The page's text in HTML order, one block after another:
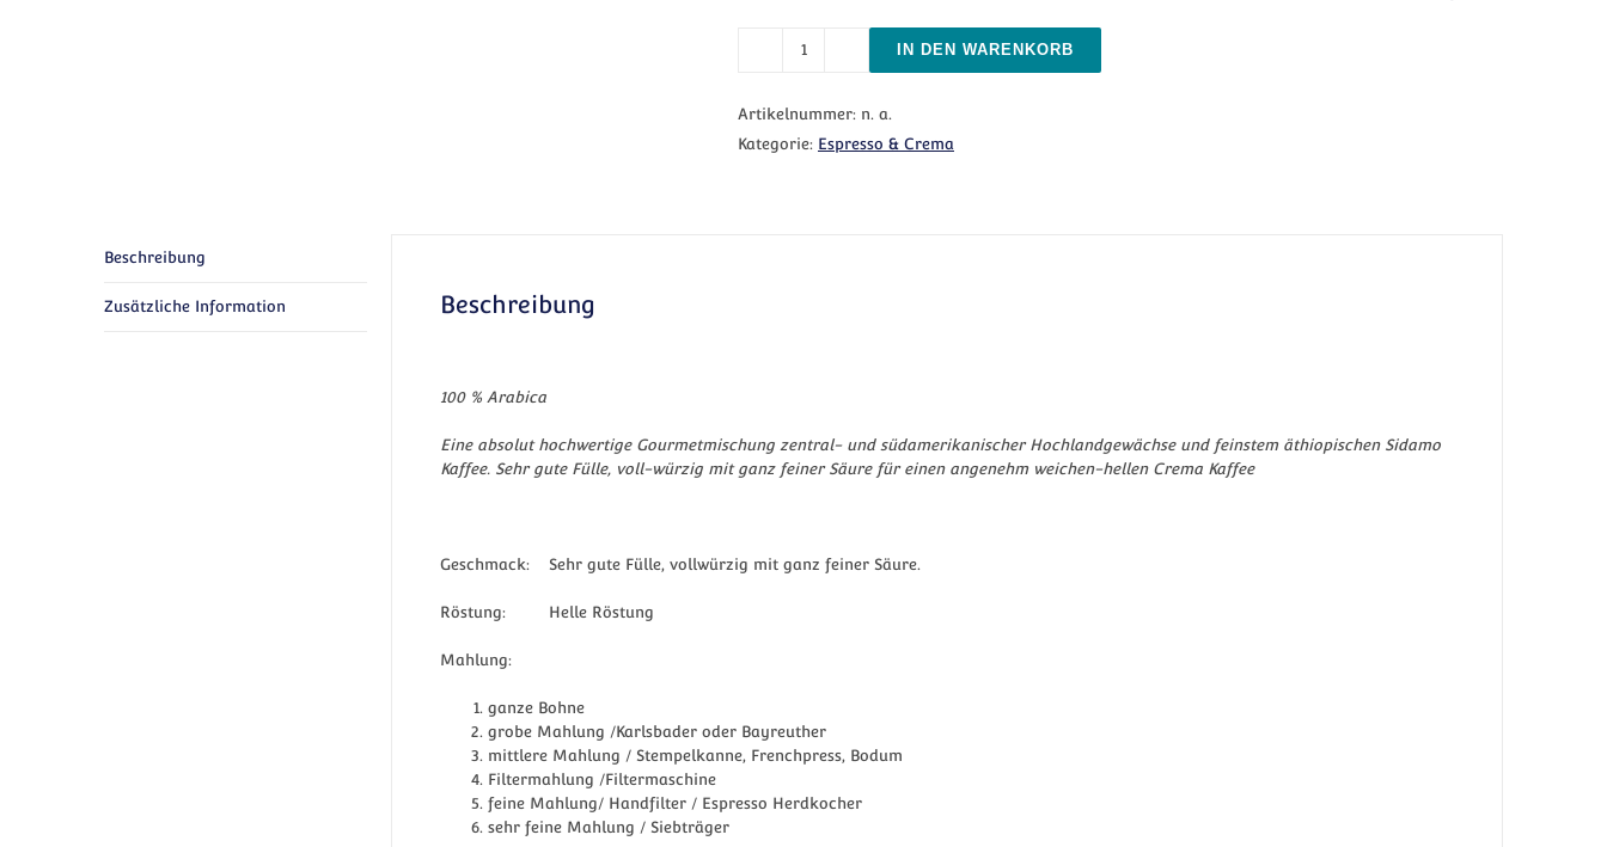
Schümli Menge
IN DEN WARENKORB
Artikelnummer: n. a.
Kategorie: Espresso & Crema
Beschreibung
Zusätzliche Information Beschreibung
100 % Arabica
Eine absolut hochwertige Gourmetmischung zentral- und südamerikanischer Hochlandgewächse und feinstem äthiopischen Sidamo
Kaffee. Sehr gute Fülle, voll-würzig mit ganz feiner Säure für einen angenehm weichen-hellen Crema Kaffee
Geschmack: Sehr gute Fülle, vollwürzig mit ganz feiner Säure.
Röstung: Helle Röstung
Mahlung:
ganze Bohne
grobe Mahlung /Karlsbader oder Bayreuther
mittlere Mahlung / Stempelkanne, Frenchpress, Bodum
Filtermahlung /Filtermaschine
feine Mahlung/ Handfilter / Espresso Herdkocher
sehr feine Mahlung / Siebträger